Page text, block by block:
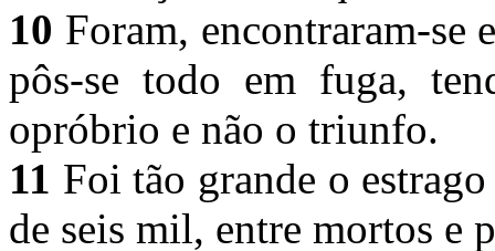
10 Foram, encontraram-se
pôs-se todo em fuga,
opróbrio e não o triunfo.
11 Foi tão grande o
de seis mil, entre mortos e